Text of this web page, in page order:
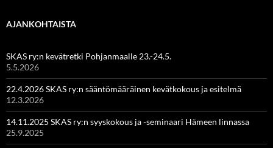
AJANKOHTAISTA
SKAS ry:n kevätretki Pohjanmaalle 23.-24.5.
5.5.2026
22.4.2026 SKAS ry:n sääntömääräinen kevätkokous ja esitelmä
12.3.2026
14.11.2025 SKAS ry:n syyskokous ja -seminaari Hämeen linnassa
25.9.2025